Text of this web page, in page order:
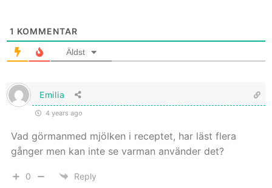
1 KOMMENTAR
Äldst
Emilia
4 years ago
Vad görmanmed mjölken i receptet, har läst flera
gånger men kan inte se varman använder det?
0 Reply